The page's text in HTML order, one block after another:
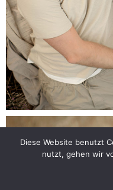
Diese Website benutzt
nutzt, gehen wir